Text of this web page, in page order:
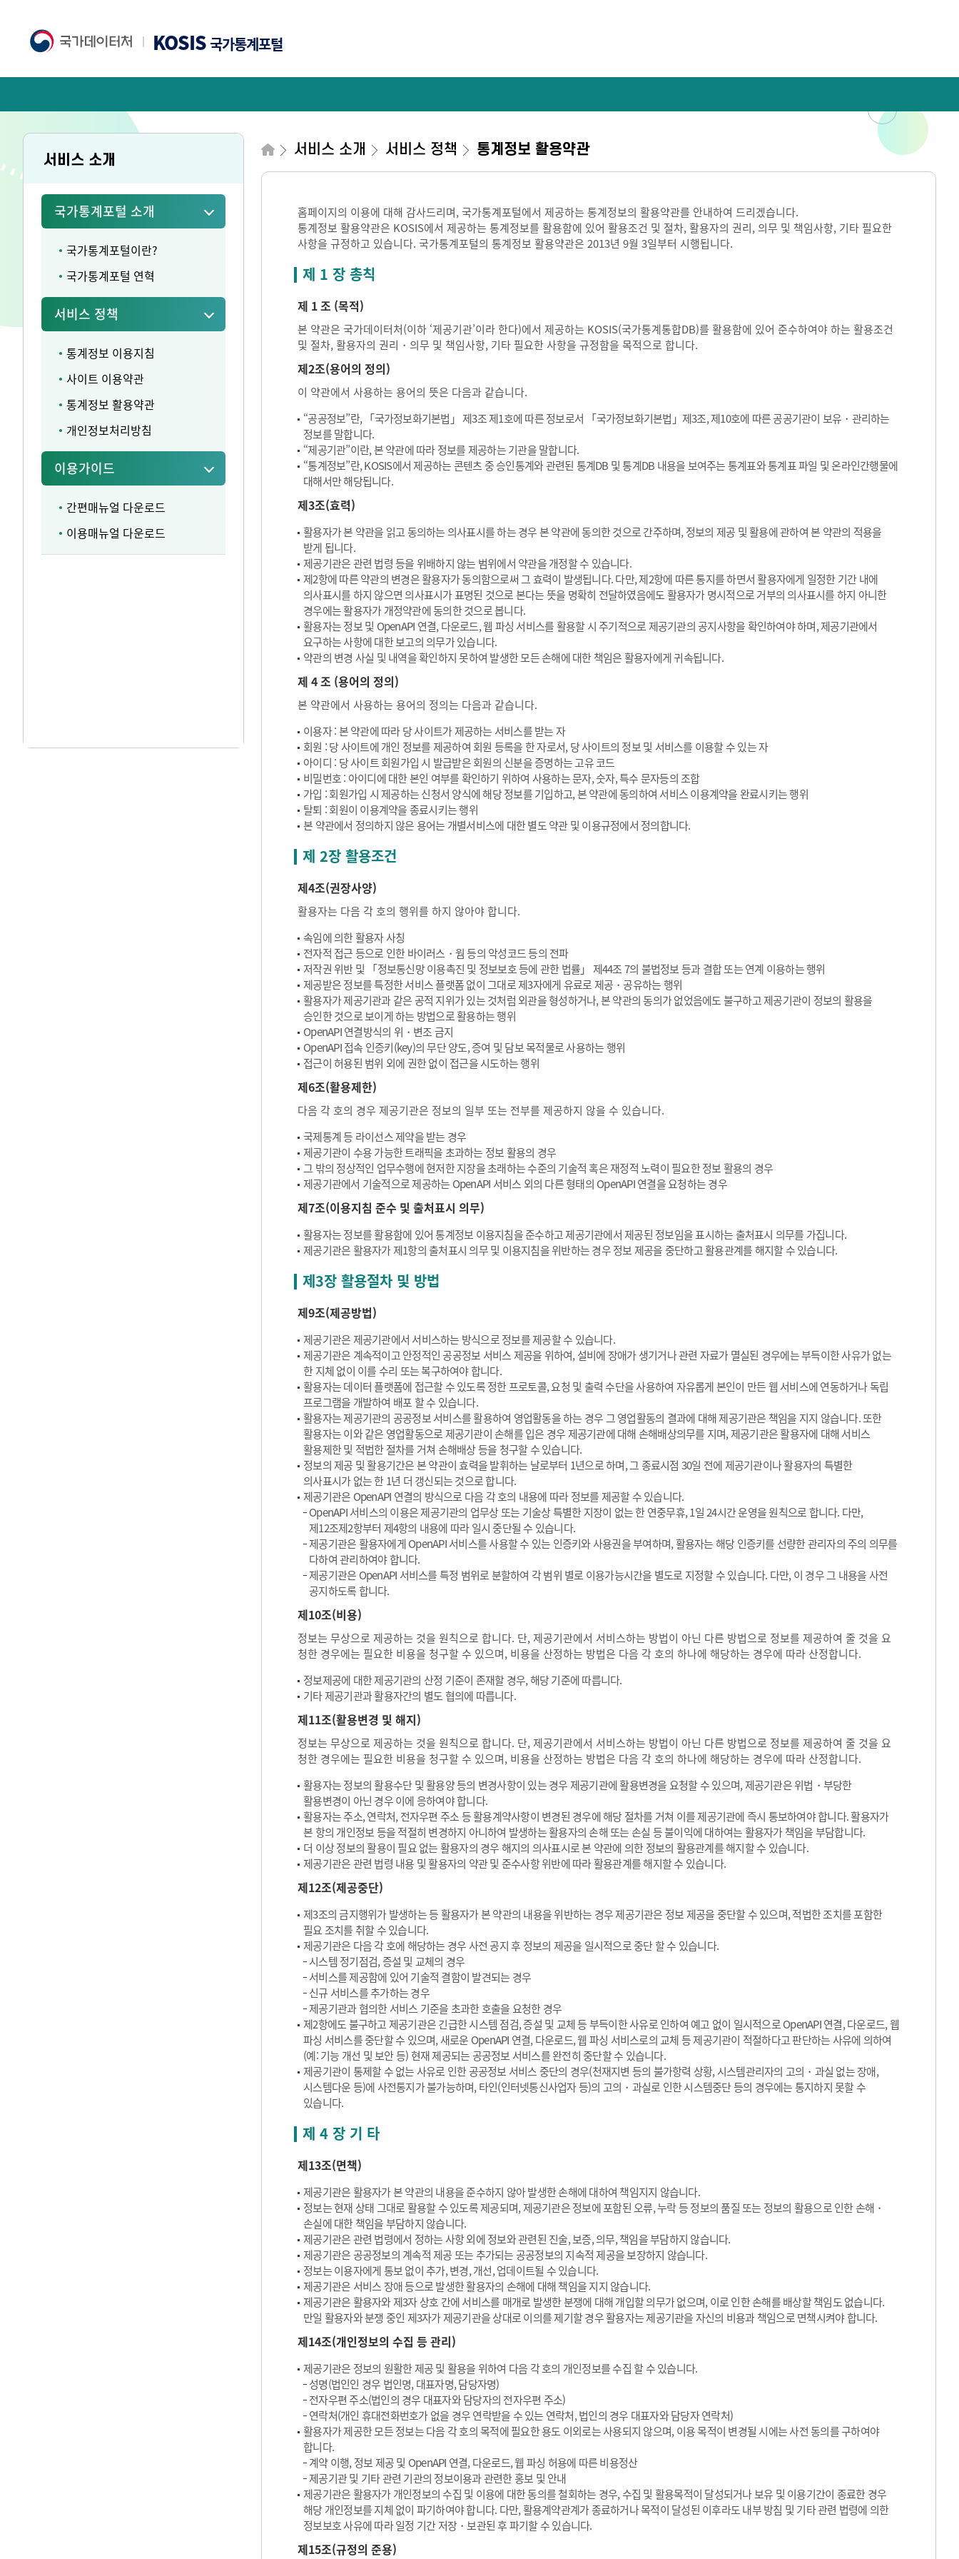
KOSIS국가통계포털
서비스 소개
국가통계포털 소개
국가통계포털이란?
국가통계포털 연혁
서비스 정책
통계정보 이용지침
사이트 이용약관
통계정보 활용약관
개인정보처리방침
이용가이드
간편매뉴얼 다운로드
이용매뉴얼 다운로드
서비스 소개 서비스 정책 통계정보 활용약관
홈페이지의 이용에 대해 감사드리며, 국가통계포털에서 제공하는 통계정보의 활용약관를 안내하여 드리겠습니다.
통계정보 활용약관은 KOSIS에서 제공하는 통계정보를 활용함에 있어 활용조건 및 절차, 활용자의 권리, 의무 및 책임사항, 기타 필요한
사항을 규정하고 있습니다. 국가통계포털의 통계정보 활용약관은 2013년 9월 3일부터 시행됩니다.
제 1 장 총칙
제 1 조 (목적)
본 약관은 국가데이터처(이하 ‘제공기관’이라 한다)에서 제공하는 KOSIS(국가통계통합DB)를 활용함에 있어 준수하여야 하는 활용조건
및 절차, 활용자의 권리・의무 및 책임사항, 기타 필요한 사항을 규정함을 목적으로 합니다.
제2조(용어의 정의)
이 약관에서 사용하는 용어의 뜻은 다음과 같습니다.
“공공정보”란, 「국가정보화기본법」 제3조 제1호에 따른 정보로서 「국가정보화기본법」제3조, 제10호에 따른 공공기관이 보유・관리하는
정보를 말합니다.
“제공기관”이란, 본 약관에 따라 정보를 제공하는 기관을 말합니다.
“통계정보”란, KOSIS에서 제공하는 콘텐츠 중 승인통계와 관련된 통계DB 및 통계DB 내용을 보여주는 통계표와 통계표 파일 및 온라인간행물에
대해서만 해당됩니다.
제3조(효력)
활용자가 본 약관을 읽고 동의하는 의사표시를 하는 경우 본 약관에 동의한 것으로 간주하며, 정보의 제공 및 활용에 관하여 본 약관의 적용을
받게 됩니다.
제공기관은 관련 법령 등을 위배하지 않는 범위에서 약관을 개정할 수 있습니다.
제2항에 따른 약관의 변경은 활용자가 동의함으로써 그 효력이 발생됩니다. 다만, 제2항에 따른 통지를 하면서 활용자에게 일정한 기간 내에
의사표시를 하지 않으면 의사표시가 표명된 것으로 본다는 뜻을 명확히 전달하였음에도 활용자가 명시적으로 거부의 의사표시를 하지 아니한
경우에는 활용자가 개정약관에 동의한 것으로 봅니다.
활용자는 정보 및 OpenAPI 연결, 다운로드, 웹 파싱 서비스를 활용할 시 주기적으로 제공기관의 공지사항을 확인하여야 하며, 제공기관에서
요구하는 사항에 대한 보고의 의무가 있습니다.
약관의 변경 사실 및 내역을 확인하지 못하여 발생한 모든 손해에 대한 책임은 활용자에게 귀속됩니다.
제 4 조 (용어의 정의)
본 약관에서 사용하는 용어의 정의는 다음과 같습니다.
이용자 : 본 약관에 따라 당 사이트가 제공하는 서비스를 받는 자
회원 : 당 사이트에 개인 정보를 제공하여 회원 등록을 한 자로서, 당 사이트의 정보 및 서비스를 이용할 수 있는 자
아이디 : 당 사이트 회원가입 시 발급받은 회원의 신분을 증명하는 고유 코드
비밀번호 : 아이디에 대한 본인 여부를 확인하기 위하여 사용하는 문자, 숫자, 특수 문자등의 조합
가입 : 회원가입 시 제공하는 신청서 양식에 해당 정보를 기입하고, 본 약관에 동의하여 서비스 이용계약을 완료시키는 행위
탈퇴 : 회원이 이용계약을 종료시키는 행위
본 약관에서 정의하지 않은 용어는 개별서비스에 대한 별도 약관 및 이용규정에서 정의합니다.
제 2장 활용조건
제4조(권장사양)
활용자는 다음 각 호의 행위를 하지 않아야 합니다.
속임에 의한 활용자 사칭
전자적 접근 등으로 인한 바이러스・웜 등의 악성코드 등의 전파
저작권 위반 및 「정보통신망 이용촉진 및 정보보호 등에 관한 법률」 제44조 7의 불법정보 등과 결합 또는 연계 이용하는 행위
제공받은 정보를 특정한 서비스 플랫폼 없이 그대로 제3자에게 유료로 제공・공유하는 행위
활용자가 제공기관과 같은 공적 지위가 있는 것처럼 외관을 형성하거나, 본 약관의 동의가 없었음에도 불구하고 제공기관이 정보의 활용을
승인한 것으로 보이게 하는 방법으로 활용하는 행위
OpenAPI 연결방식의 위・변조 금지
OpenAPI 접속 인증키(key)의 무단 양도, 증여 및 담보 목적물로 사용하는 행위
접근이 허용된 범위 외에 권한 없이 접근을 시도하는 행위
제6조(활용제한)
다음 각 호의 경우 제공기관은 정보의 일부 또는 전부를 제공하지 않을 수 있습니다.
국제통계 등 라이선스 제약을 받는 경우
제공기관이 수용 가능한 트래픽을 초과하는 정보 활용의 경우
그 밖의 정상적인 업무수행에 현저한 지장을 초래하는 수준의 기술적 혹은 재정적 노력이 필요한 정보 활용의 경우
제공기관에서 기술적으로 제공하는 OpenAPI 서비스 외의 다른 형태의 OpenAPI 연결을 요청하는 경우
제7조(이용지침 준수 및 출처표시 의무)
활용자는 정보를 활용함에 있어 통계정보 이용지침을 준수하고 제공기관에서 제공된 정보임을 표시하는 출처표시 의무를 가집니다.
제공기관은 활용자가 제1항의 출처표시 의무 및 이용지침을 위반하는 경우 정보 제공을 중단하고 활용관계를 해지할 수 있습니다.
제3장 활용절차 및 방법
제9조(제공방법)
제공기관은 제공기관에서 서비스하는 방식으로 정보를 제공할 수 있습니다.
제공기관은 계속적이고 안정적인 공공정보 서비스 제공을 위하여, 설비에 장애가 생기거나 관련 자료가 멸실된 경우에는 부득이한 사유가 없는
한 지체 없이 이를 수리 또는 복구하여야 합니다.
활용자는 데이터 플랫폼에 접근할 수 있도록 정한 프로토콜, 요청 및 출력 수단을 사용하여 자유롭게 본인이 만든 웹 서비스에 연동하거나 독립
프로그램을 개발하여 배포 할 수 있습니다.
활용자는 제공기관의 공공정보 서비스를 활용하여 영업활동을 하는 경우 그 영업활동의 결과에 대해 제공기관은 책임을 지지 않습니다. 또한
활용자는 이와 같은 영업활동으로 제공기관이 손해를 입은 경우 제공기관에 대해 손해배상의무를 지며, 제공기관은 활용자에 대해 서비스
활용제한 및 적법한 절차를 거쳐 손해배상 등을 청구할 수 있습니다.
정보의 제공 및 활용기간은 본 약관이 효력을 발휘하는 날로부터 1년으로 하며, 그 종료시점 30일 전에 제공기관이나 활용자의 특별한
의사표시가 없는 한 1년 더 갱신되는 것으로 합니다.
제공기관은 OpenAPI 연결의 방식으로 다음 각 호의 내용에 따라 정보를 제공할 수 있습니다.
OpenAPI 서비스의 이용은 제공기관의 업무상 또는 기술상 특별한 지장이 없는 한 연중무휴, 1일 24시간 운영을 원칙으로 합니다. 다만,
제12조제2항부터 제4항의 내용에 따라 일시 중단될 수 있습니다.
제공기관은 활용자에게 OpenAPI 서비스를 사용할 수 있는 인증키와 사용권을 부여하며, 활용자는 해당 인증키를 선량한 관리자의 주의 의무를
다하여 관리하여야 합니다.
제공기관은 OpenAPI 서비스를 특정 범위로 분할하여 각 범위 별로 이용가능시간을 별도로 지정할 수 있습니다. 다만, 이 경우 그 내용을 사전
공지하도록 합니다.
제10조(비용)
정보는 무상으로 제공하는 것을 원칙으로 합니다. 단, 제공기관에서 서비스하는 방법이 아닌 다른 방법으로 정보를 제공하여 줄 것을 요
청한 경우에는 필요한 비용을 청구할 수 있으며, 비용을 산정하는 방법은 다음 각 호의 하나에 해당하는 경우에 따라 산정합니다.
정보제공에 대한 제공기관의 산정 기준이 존재할 경우, 해당 기준에 따릅니다.
기타 제공기관과 활용자간의 별도 협의에 따릅니다.
제11조(활용변경 및 해지)
정보는 무상으로 제공하는 것을 원칙으로 합니다. 단, 제공기관에서 서비스하는 방법이 아닌 다른 방법으로 정보를 제공하여 줄 것을 요
청한 경우에는 필요한 비용을 청구할 수 있으며, 비용을 산정하는 방법은 다음 각 호의 하나에 해당하는 경우에 따라 산정합니다.
활용자는 정보의 활용수단 및 활용양 등의 변경사항이 있는 경우 제공기관에 활용변경을 요청할 수 있으며, 제공기관은 위법・부당한
활용변경이 아닌 경우 이에 응하여야 합니다.
활용자는 주소, 연락처, 전자우편 주소 등 활용계약사항이 변경된 경우에 해당 절차를 거쳐 이를 제공기관에 즉시 통보하여야 합니다. 활용자가
본 항의 개인정보 등을 적절히 변경하지 아니하여 발생하는 활용자의 손해 또는 손실 등 불이익에 대하여는 활용자가 책임을 부담합니다.
더 이상 정보의 활용이 필요 없는 활용자의 경우 해지의 의사표시로 본 약관에 의한 정보의 활용관계를 해지할 수 있습니다.
제공기관은 관련 법령 내용 및 활용자의 약관 및 준수사항 위반에 따라 활용관계를 해지할 수 있습니다.
제12조(제공중단)
제3조의 금지행위가 발생하는 등 활용자가 본 약관의 내용을 위반하는 경우 제공기관은 정보 제공을 중단할 수 있으며, 적법한 조치를 포함한
필요 조치를 취할 수 있습니다.
제공기관은 다음 각 호에 해당하는 경우 사전 공지 후 정보의 제공을 일시적으로 중단 할 수 있습니다.
시스템 정기점검, 증설 및 교체의 경우
서비스를 제공함에 있어 기술적 결함이 발견되는 경우
신규 서비스를 추가하는 경우
제공기관과 협의한 서비스 기준을 초과한 호출을 요청한 경우
제2항에도 불구하고 제공기관은 긴급한 시스템 점검, 증설 및 교체 등 부득이한 사유로 인하여 예고 없이 일시적으로 OpenAPI 연결, 다운로드, 웹
파싱 서비스를 중단할 수 있으며, 새로운 OpenAPI 연결, 다운로드, 웹 파싱 서비스로의 교체 등 제공기관이 적절하다고 판단하는 사유에 의하여
(예: 기능 개선 및 보안 등) 현재 제공되는 공공정보 서비스를 완전히 중단할 수 있습니다.
제공기관이 통제할 수 없는 사유로 인한 공공정보 서비스 중단의 경우(천재지변 등의 불가항력 상황, 시스템관리자의 고의・과실 없는 장애,
시스템다운 등)에 사전통지가 불가능하며, 타인(인터넷통신사업자 등)의 고의・과실로 인한 시스템중단 등의 경우에는 통지하지 못할 수
있습니다.
제 4 장 기 타
제13조(면책)
제공기관은 활용자가 본 약관의 내용을 준수하지 않아 발생한 손해에 대하여 책임지지 않습니다.
정보는 현재 상태 그대로 활용할 수 있도록 제공되며, 제공기관은 정보에 포함된 오류, 누락 등 정보의 품질 또는 정보의 활용으로 인한 손해・
손실에 대한 책임을 부담하지 않습니다.
제공기관은 관련 법령에서 정하는 사항 외에 정보와 관련된 진술, 보증, 의무, 책임을 부담하지 않습니다.
제공기관은 공공정보의 계속적 제공 또는 추가되는 공공정보의 지속적 제공을 보장하지 않습니다.
정보는 이용자에게 통보 없이 추가, 변경, 개선, 업데이트될 수 있습니다.
제공기관은 서비스 장애 등으로 발생한 활용자의 손해에 대해 책임을 지지 않습니다.
제공기관은 활용자와 제3자 상호 간에 서비스를 매개로 발생한 분쟁에 대해 개입할 의무가 없으며, 이로 인한 손해를 배상할 책임도 없습니다.
만일 활용자와 분쟁 중인 제3자가 제공기관을 상대로 이의를 제기할 경우 활용자는 제공기관을 자신의 비용과 책임으로 면책시켜야 합니다.
제14조(개인정보의 수집 등 관리)
제공기관은 정보의 원활한 제공 및 활용을 위하여 다음 각 호의 개인정보를 수집 할 수 있습니다.
성명(법인인 경우 법인명, 대표자명, 담당자명)
전자우편 주소(법인의 경우 대표자와 담당자의 전자우편 주소)
연락처(개인 휴대전화번호가 없을 경우 연락받을 수 있는 연락처, 법인의 경우 대표자와 담당자 연락처)
활용자가 제공한 모든 정보는 다음 각 호의 목적에 필요한 용도 이외로는 사용되지 않으며, 이용 목적이 변경될 시에는 사전 동의를 구하여야
합니다.
계약 이행, 정보 제공 및 OpenAPI 연결, 다운로드, 웹 파싱 허용에 따른 비용정산
제공기관 및 기타 관련 기관의 정보이용과 관련한 홍보 및 안내
제공기관은 활용자가 개인정보의 수집 및 이용에 대한 동의를 철회하는 경우, 수집 및 활용목적이 달성되거나 보유 및 이용기간이 종료한 경우
해당 개인정보를 지체 없이 파기하여야 합니다. 다만, 활용계약관계가 종료하거나 목적이 달성된 이후라도 내부 방침 및 기타 관련 법령에 의한
정보보호 사유에 따라 일정 기간 저장・보관된 후 파기할 수 있습니다.
제15조(규정의 준용)